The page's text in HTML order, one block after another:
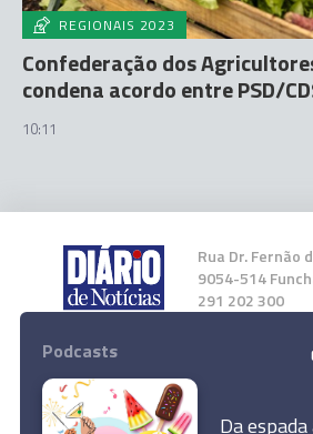
REGIONAIS 2023
Confederação dos
condena acordo entre PSD/
10:11
Rua Dr. Fernão
9054-514
291 202 300
Instale a nossa App
Podcasts
Da